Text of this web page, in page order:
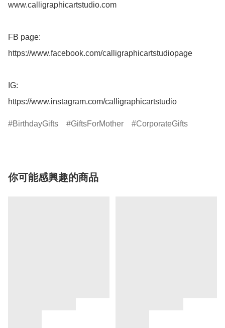
www.calligraphicartstudio.com
FB page:
https://www.facebook.com/calligraphicartstudiopage
IG:
https://www.instagram.com/calligraphicartstudio
BirthdayGifts GiftsForMother CorporateGifts
你可能感興趣的商品